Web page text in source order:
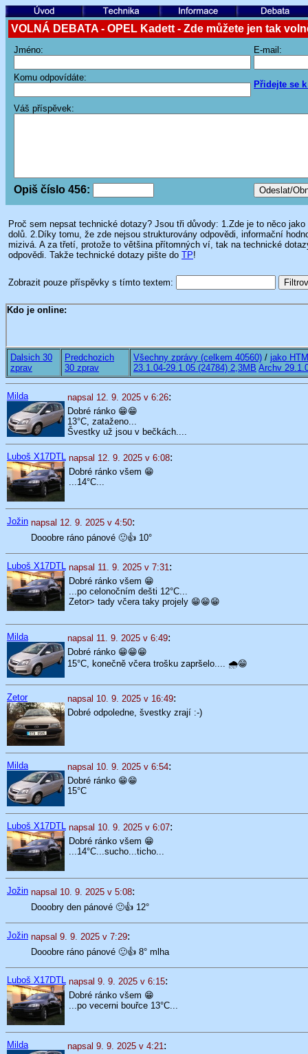
VOLNÁ DEBATA - OPEL Kadett - Zde můžete jen tak
Jméno: E-mail:
Komu odpovídáte:
Přidejte se
Váš příspěvek:
Opiš číslo 456:
Proč sem nepsat technické dotazy? Jsou tři důvody: 1.Zde je to něco
dolů. 2.Díky tomu, že zde nejsou strukturovány odpovědi, informační
mizivá. A za třetí, protože to většina přítomných ví, tak na technické
odpovědi. Takže technické dotazy pište do TP!
Zobrazit pouze příspěvky s tímto textem:
Dalsich 30
zprav
Predchozich
30 zprav
Všechny zprávy (celkem 40560) / jako
23.1.04-29.1.05 (24784) 2,3MB Archv
Milda napsal 12. 9. 2025 v 6:26:
Dobré ránko 😁😁
13°C, zataženo...
Švestky už jsou v bečkách....
Luboš X17DTL napsal 12. 9. 2025 v 6:08:
Dobré ránko všem 😁
...14°C...
Jožin napsal 12. 9. 2025 v 4:50:
Dooobre ráno pánové 🙂👍 10°
Luboš X17DTL napsal 11. 9. 2025 v 7:31:
Dobré ránko všem 😁
...po celonočním dešti 12°C...
Zetor> tady včera taky projely 😁😁😁
Milda napsal 11. 9. 2025 v 6:49:
Dobré ránko 😁😁😁
15°C, konečně včera trošku zapršelo.... 🌧️😁
Zetor napsal 10. 9. 2025 v 16:49:
Dobré odpoledne, švestky zrají :-)
Milda napsal 10. 9. 2025 v 6:54:
Dobré ránko 😁😁
15°C
Luboš X17DTL napsal 10. 9. 2025 v 6:07:
Dobré ránko všem 😁
...14°C...sucho...ticho...
Jožin napsal 10. 9. 2025 v 5:08:
Dooobry den pánové 🙂👍 12°
Jožin napsal 9. 9. 2025 v 7:29:
Dooobre ráno pánové 🙂👍 8° mlha
Luboš X17DTL napsal 9. 9. 2025 v 6:15:
Dobré ránko všem 😁
...po vecerni bouřce 13°C...
Milda napsal 9. 9. 2025 v 4:21: